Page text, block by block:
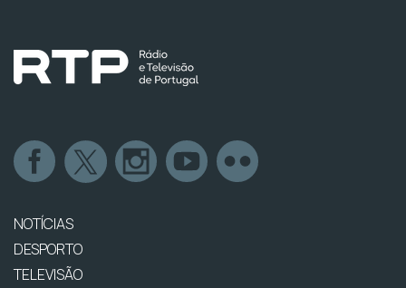
NOTÍCIAS
DESPORTO
TELEVISÃO